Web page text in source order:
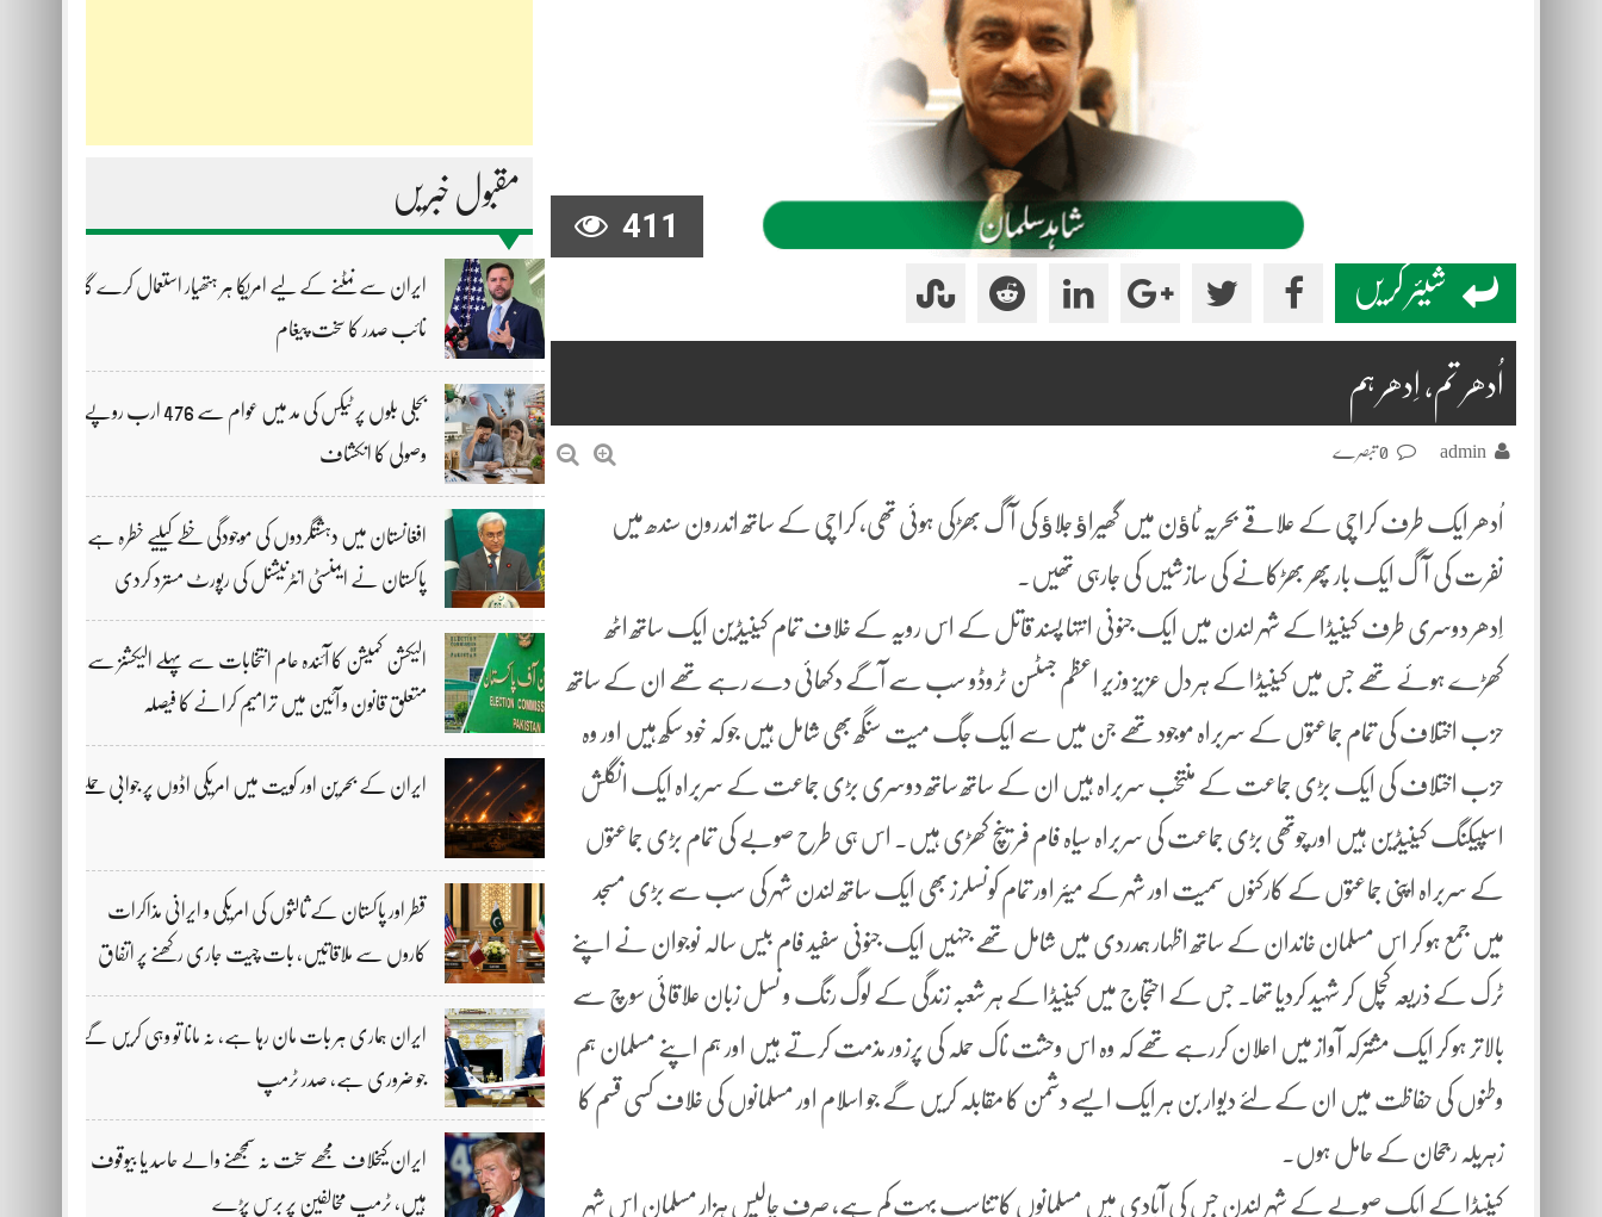
مقبول خبریں
ایران سے نمٹنے کے لیے امریکا ہر ہتھیار استعمال کرے گا،
نائب صدر کا سخت پیغام
بجلی بلوں پر ٹیکس کی مد میں عوام سے 476 ارب روپے
وصولی کا انکشاف
افغانستان میں دہشتگردوں کی موجودگی خطے کیلیے خطرہ ہے،
پاکستان نے ایمنسٹی انٹرنیشنل کی رپورٹ مسترد کردی
الیکشن کمیشن کا آئندہ عام انتخابات سے پہلے الیکشنز سے
متعلق قانون و آئین میں ترامیم کرانے کا فیصلہ
ایران کے بحرین اور کویت میں امریکی اڈوں پر جوابی حملے
قطر اور پاکستان کے ثالثوں کی امریکی و ایرانی مذاکرات
کاروں سے ملاقاتیں، بات چیت جاری رکھنے پر اتفاق
ایران ہماری ہر بات مان رہا ہے، نہ مانا تو وہی کریں گے
جو ضروری ہے، صدر ٹرمپ
ایران کیخلاف مجھے سخت نہ سمجھنے والے حاسد یا بیوقوف
ہیں، ٹرمپ مخالفین پر برس پڑے
411
شیئر کریں
اُدھر تم، اِدھر ہم
admin
اُدھر ایک طرف کراچی کے علاقے بحریہ ٹاﺅن میں گھیراﺅ جلاﺅ کی آگ بھڑکی ہوئی تھی، کراچی کے ساتھ اندرون سندھ میں
نفرت کی آگ ایک بار پھر بھڑکانے کی سازشیں کی جارہی تھیں۔
اِدھر دوسری طرف کینیڈا کے شہر لندن میں ایک جنونی انتہا پسند قاتل کے اس رویہ کے خلاف تمام کینیڈین ایک ساتھ اٹھ
کھڑے ہوئے تھے جس میں کینیڈا کے ہر دل عزیز وزیر اعظم جسٹسن ٹروڈو سب سے آگے دکھائی دے رہے تھے ان کے ساتھ
حزب اختلاف کی تمام جماعتوں کے سربراہ موجود تھے جن میں سے ایک جگ میت سنگھ بھی شامل ہیں جو کہ خود سکھ ہیں اور وہ
حزب اختلاف کی ایک بڑی جماعت کے منتخب سربراہ ہیں ان کے ساتھ ساتھ دوسری بڑی جماعت کے سربراہ ایک انگلش
اسپیکنگ کینیڈین ہیں اور چوتھی بڑی جماعت کی سربراہ سیاہ فام فرینچ کھڑی ہیں۔ اس ہی طرح صوبے کی تمام بڑی جماعتوں
کے سربراہ اپنی جماعتوں کے کارکنوں سمیت اور شہر کے میئر اور تمام کونسلرز بھی ایک ساتھ لندن شہر کی سب سے بڑی مسجد
میں جمع ہو کر اس مسلمان خاندان کے ساتھ اظہار ہمدردی میں شامل تھے جنہیں ایک جنونی سفید فام بیس سالہ نوجوان نے اپنے
ٹرک کے ذریعہ کچل کر شہید کردیا تھا۔ جس کے احتجاج میں کینیڈا کے ہر شعبہ زندگی کے لوگ رنگ و نسل زبان علاقائی سوچ سے
بالاتر ہو کر ایک مشترکہ آواز میں اعلان کررہے تھے کہ وہ اس وحشت ناک حملہ کی پرزور مذمت کرتے ہیں اور ہم اپنے مسلمان ہم
وطنوں کی حفاظت میں ان کے لئے دیوار بن ہر ایک ایسے دشمن کا مقابلہ کریں گے جو اسلام اور مسلمانوں کی خلاف کسی قسم کا
زہریلہ رجحان کے حامل ہوں۔
کینیڈا کے ایک صوبے کے شہر لندن جس کی آبادی میں مسلمانوں کا تناسب بہت کم ہے، صرف چالیس ہزار مسلمان اس شہر